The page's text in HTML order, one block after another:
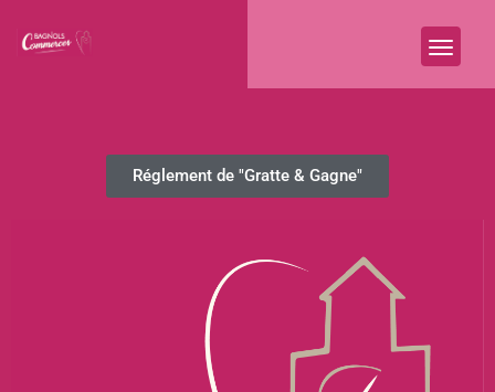
Réglement de "Gratte & Gagne"